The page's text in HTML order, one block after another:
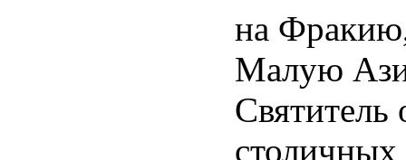
на
Малую
Святитель
столичных